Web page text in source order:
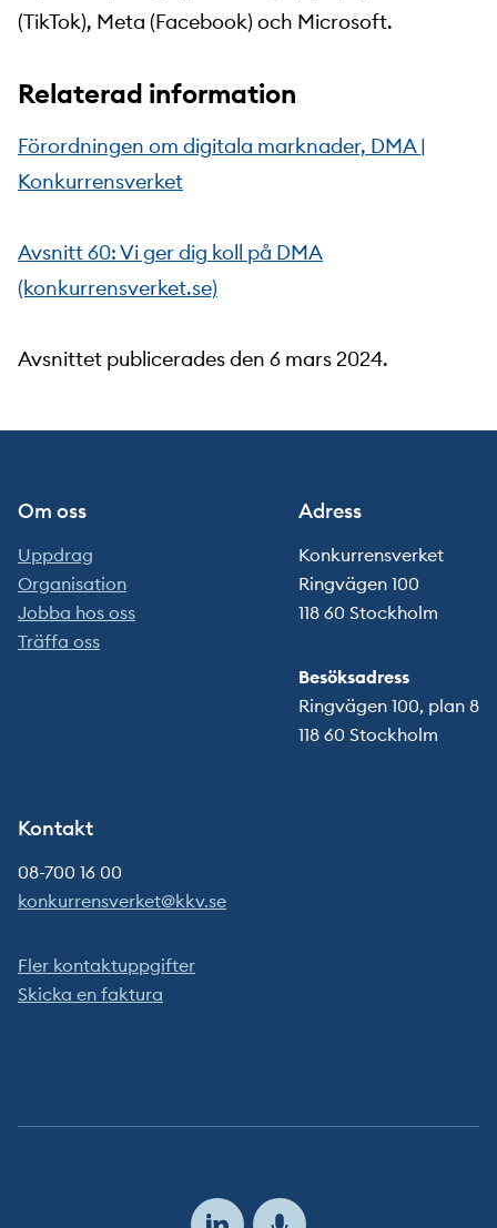
(TikTok), Meta (Facebook) och Microsoft.
Relaterad information
Förordningen om digitala marknader, DMA |
Konkurrensverket
Avsnitt 60: Vi ger dig koll på DMA
(konkurrensverket.se)
Avsnittet publicerades den 6 mars 2024.
Om oss
Uppdrag
Organisation
Jobba hos oss
Träffa oss
Adress
Konkurrensverket
Ringvägen 100
118 60 Stockholm
Besöksadress
Ringvägen 100, plan 8
118 60 Stockholm
Kontakt
08-700 16 00
konkurrensverket@kkv.se
Fler kontaktuppgifter
Skicka en faktura